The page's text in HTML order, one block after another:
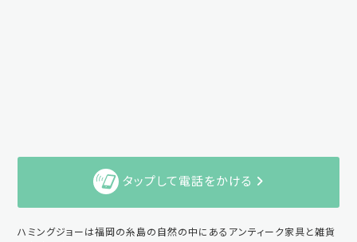
タップして電話をかける
ハミングジョーは福岡の糸島の自然の中にあるアンティーク家具と雑貨